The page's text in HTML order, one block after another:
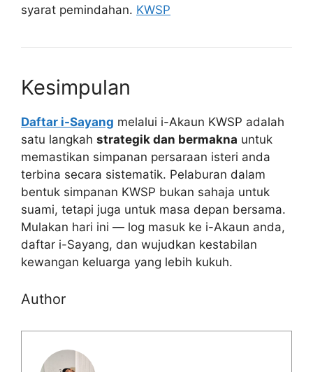
syarat pemindahan. KWSP
Kesimpulan
Daftar i-Sayang melalui i-Akaun KWSP adalah
satu langkah strategik dan bermakna untuk
memastikan simpanan persaraan isteri anda
terbina secara sistematik. Pelaburan dalam
bentuk simpanan KWSP bukan sahaja untuk
suami, tetapi juga untuk masa depan bersama.
Mulakan hari ini — log masuk ke i-Akaun anda,
daftar i-Sayang, dan wujudkan kestabilan
kewangan keluarga yang lebih kukuh.
Author